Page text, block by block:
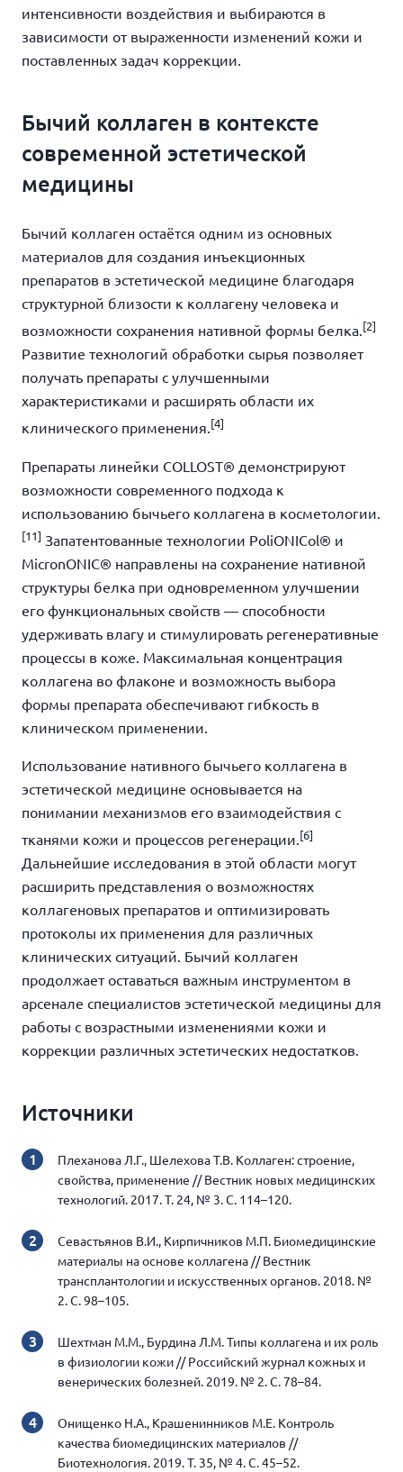
интенсивности воздействия и выбираются в
зависимости от выраженности изменений кожи и
поставленных задач коррекции.
Бычий коллаген в контексте
современной эстетической
медицины
Бычий коллаген остаётся одним из основных
материалов для создания инъекционных
препаратов в эстетической медицине благодаря
структурной близости к коллагену человека и
возможности сохранения нативной формы белка. [2]
Развитие технологий обработки сырья позволяет
получать препараты с улучшенными
характеристиками и расширять области их
клинического применения. [4]
Препараты линейки COLLOST® демонстрируют
возможности современного подхода к
использованию бычьего коллагена в косметологии.
[11] Запатентованные технологии PoliONICol® и
MicronONIC® направлены на сохранение нативной
структуры белка при одновременном улучшении
его функциональных свойств — способности
удерживать влагу и стимулировать регенеративные
процессы в коже. Максимальная концентрация
коллагена во флаконе и возможность выбора
формы препарата обеспечивают гибкость в
клиническом применении.
Использование нативного бычьего коллагена в
эстетической медицине основывается на
понимании механизмов его взаимодействия с
тканями кожи и процессов регенерации. [6]
Дальнейшие исследования в этой области могут
расширить представления о возможностях
коллагеновых препаратов и оптимизировать
протоколы их применения для различных
клинических ситуаций. Бычий коллаген
продолжает оставаться важным инструментом в
арсенале специалистов эстетической медицины для
работы с возрастными изменениями кожи и
коррекции различных эстетических недостатков.
Источники
Плеханова Л.Г., Шелехова Т.В. Коллаген: строение,
свойства, применение // Вестник новых медицинских
технологий. 2017. Т. 24, № 3. С. 114–120.
Севастьянов В.И., Кирпичников М.П. Биомедицинские
материалы на основе коллагена // Вестник
трансплантологии и искусственных органов. 2018. №
2. С. 98–105.
Шехтман М.М., Бурдина Л.М. Типы коллагена и их роль
в физиологии кожи // Российский журнал кожных и
венерических болезней. 2019. № 2. С. 78–84.
Онищенко Н.А., Крашенинников М.Е. Контроль
качества биомедицинских материалов //
Биотехнология. 2019. Т. 35, № 4. С. 45–52.